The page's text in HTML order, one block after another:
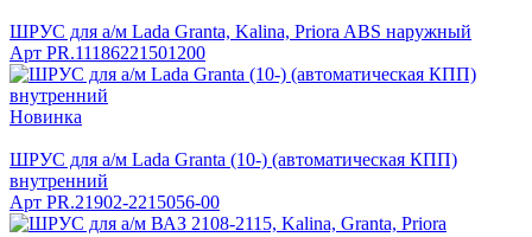
ШРУС для а/м Lada Granta, Kalina, Priora ABS наружный
Арт PR.11186221501200
Новинка
ШРУС для а/м Lada Granta (10-) (автоматическая КПП)
внутренний
Арт PR.21902-2215056-00